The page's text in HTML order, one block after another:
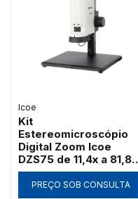
Icoe
Kit
Estereomicroscópio
Digital Zoom Icoe
DZS75 de 11,4x a 81,8x
Câmera 4MP Anel LED
HDMI Wi-Fi (Sem Tela)
PREÇO SOB CONSULTA